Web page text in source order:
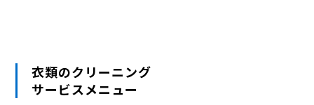
衣類のクリーニング
サービスメニュー